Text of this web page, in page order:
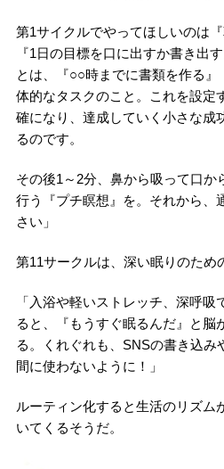
第1サイクルでやってほしいのは
『1日の目標を口に出すか書き出
とは、『○○時までに書類を作る
体的なタスクのこと。これを設定
確になり、達成していく小さな成
るのです。
その後1～2分、鼻から吸って口か
行う『プチ瞑想』を。それから、
さい」
第11サークルは、深い眠りのため
「入浴や軽いストレッチ、深呼
ると、『もうすぐ眠るんだ』と脳
る。くれぐれも、SNSの書き込み
間に使わないように！」
ルーティン化すると生活のリズム
いてくるそうだ。